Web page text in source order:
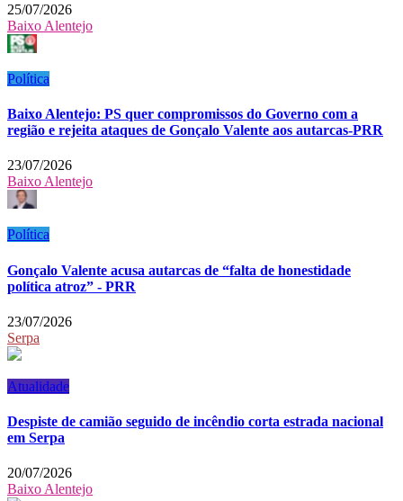
25/07/2026
Baixo Alentejo
Política
Baixo Alentejo: PS quer compromissos do Governo com a
região e rejeita ataques de Gonçalo Valente aos autarcas-PRR
23/07/2026
Baixo Alentejo
Política
Gonçalo Valente acusa autarcas de “falta de honestidade
política atroz” - PRR
23/07/2026
Serpa
Atualidade
Despiste de camião seguido de incêndio corta estrada nacional
em Serpa
20/07/2026
Baixo Alentejo